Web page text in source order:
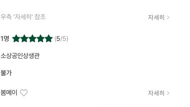
우측 '자세히' 참조 자세히
1명 (5/5)
소상공인상생관
불가
봄메이 자세히